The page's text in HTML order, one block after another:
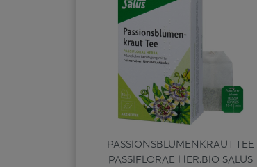
PASSIONSBLUMENKRAUT TEE
PASSIFLORAE HER.BIO SALUS